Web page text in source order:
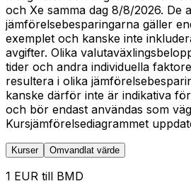
och Xe samma dag 8/8/2026. De
jämförelsebesparingarna gäller
exemplet och kanske inte
avgifter. Olika
tider och andra individuella
resultera i olika
kanske därför inte är indikativa
och bör endast användas som
Kursjämförelsediagrammet
Kurser Omvandlat värde
1 EUR till BMD